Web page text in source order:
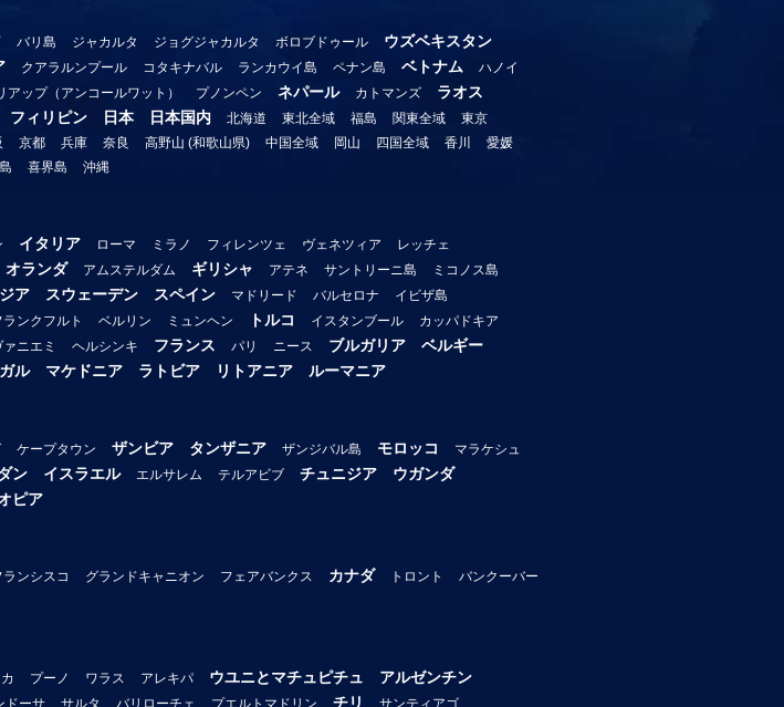
バリ島 ジャカルタ ジョグジャカルタ ボロブドゥール
ウズベキスタン
クアラルンプール コタキナバル ランカウイ島 ペナン島 ベトナム
ハノイ
アップ（アンコールワット） プノンペン ネパール カトマンズ ラオス
フィリピン 日本 日本国内 北海道 東北全域 福島 関東全域
東京
京都 兵庫 奈良 高野山 (和歌山県) 中国全域 岡山 四国全域 香川
愛媛
喜界島 沖縄
イタリア ローマ ミラノ フィレンツェ ヴェネツィア
レッチェ
オランダ アムステルダム ギリシャ アテネ サントリーニ島
ミコノス島
ア スウェーデン スペイン マドリード バルセロナ イビザ島
ランクフルト ベルリン ミュンヘン トルコ イスタンブール
カッパドキア
ァニエミ ヘルシンキ フランス パリ ニース ブルガリア ベルギー
ル マケドニア ラトビア リトアニア ルーマニア
ケープタウン ザンビア タンザニア ザンジバル島 モロッコ
マラケシュ
ン イスラエル エルサレム テルアビブ チュニジア
ウガンダ
ピア
ンシスコ グランドキャニオン フェアバンクス カナダ トロント
バンクーバー
プーノ ワラス アレキパ ウユニとマチュピチュ アルゼンチン
ドーサ サルタ バリローチェ プエルトマドリン チリ サンティアゴ